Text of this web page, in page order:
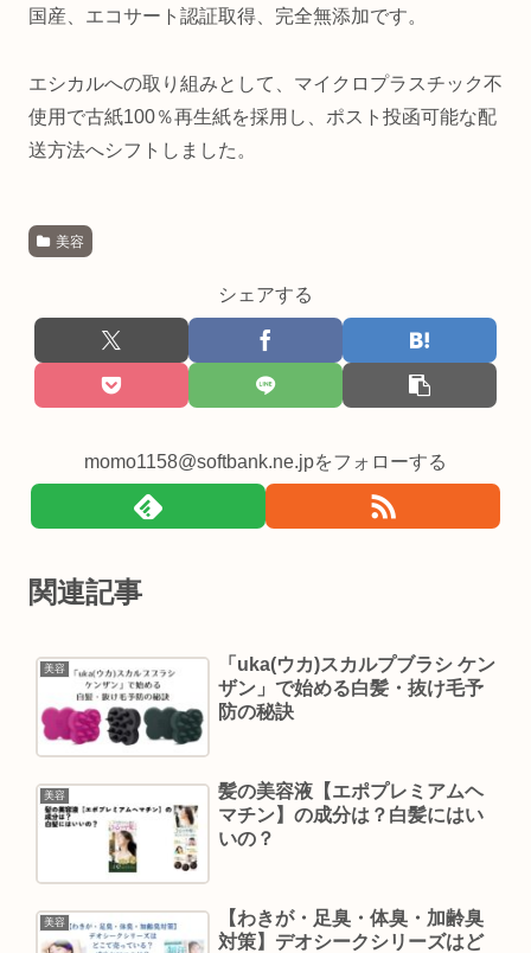
国産、エコサート認証取得、完全無添加です。
エシカルへの取り組みとして、 マイクロプラスチック不
使用で古紙100％再生紙を採用し、ポスト投函可能な配
送方法へシフトしました。
美容
シェアする
momo1158@softbank.ne.jpをフォローする
関連記事
美容
「uka(ウカ)スカルプブラシ ケン
ザン」で始める白髪・抜け毛予
防の秘訣
美容
髪の美容液【エポプレミアムヘ
マチン】の成分は？白髪にはい
いの？
美容
【わきが・足臭・体臭・加齢臭
対策】デオシークシリーズはど